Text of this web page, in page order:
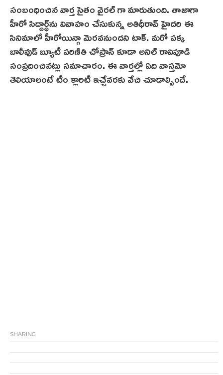
సంబంధించిన వార్త సైతం వైరల్ గా మారుతుంది. తాజాగా
హీరో సిద్దార్ధ్‌ను వివాహం చేసుకున్న అతిధీరావ్‌ హైదరి ఈ
సినిమాలో హీరోయిన్గా మెరవనుందని టాక్. మరో పక్క
బాలీవుడ్ బ్యూటీ పరిణితి చోప్రాన్ కూడా అనిల్ రావిపూడి
సంప్రదించినట్లు సమాచారం. ఈ వార్తల్లో ఏది వాస్తమో
తెలియాలంటే టీం క్లారిటీ ఇచ్చేవరకు వేచి చూడాల్సిందే.
SHARING